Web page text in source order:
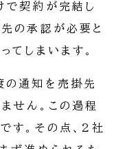
で契約が完結し
の承認が必要と
てしまいます。
の通知を売掛先
せん。この過程
す。その点、2社